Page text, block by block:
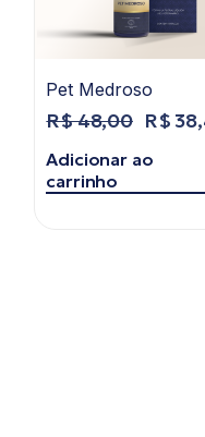
Pet Medroso
R$48,00 R$
Adicionar ao
carrinho